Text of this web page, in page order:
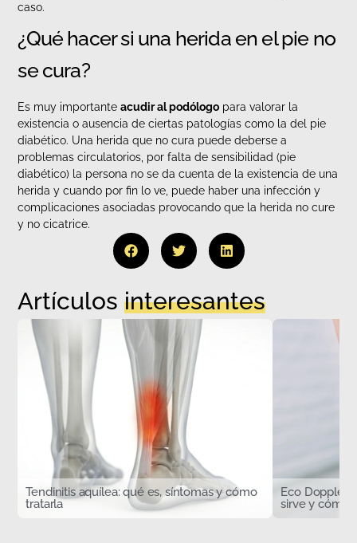
caso.
¿Qué hacer si una herida en el pie no
se cura?
Es muy importanteacudir al podólogo para valorar la
existencia o ausencia de ciertas patologías como la del pie
diabético. Una herida que no cura puede deberse a
problemas circulatorios, por falta de sensibilidad (pie
diabético) la persona no se da cuenta de la existencia de una
herida y cuando por fin lo ve, puede haber una infección y
complicaciones asociadas provocando que la herida no cure
y no cicatrice.
Artículosinteresantes
Tendinitis aquílea: qué es, síntomas y cómo
tratarla
Eco Doppler
sirve y cómo